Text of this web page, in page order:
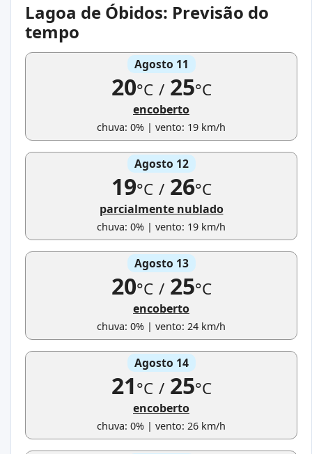
Lagoa de Óbidos: Previsão do
tempo
Agosto 11
20°C /25°C
encoberto
chuva: 0% | vento: 19 km/h
Agosto 12
19°C /26°C
parcialmente nublado
chuva: 0% | vento: 19 km/h
Agosto 13
20°C /25°C
encoberto
chuva: 0% | vento: 24 km/h
Agosto 14
21°C /25°C
encoberto
chuva: 0% | vento: 26 km/h